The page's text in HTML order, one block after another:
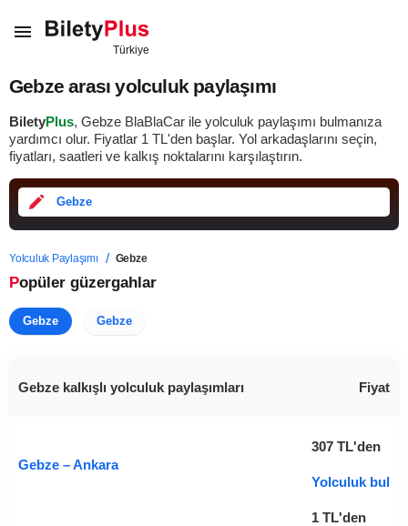
Gebze arası yolculuk paylaşımı
BiletyPlus, Gebze BlaBlaCar ile yolculuk paylaşımı bulmanıza
yardımcı olur. Fiyatlar 1 TL'den başlar. Yol arkadaşlarını seçin,
fiyatları, saatleri ve kalkış noktalarını karşılaştırın.
Gebze
Yolculuk Paylaşımı Gebze
Popüler güzergahlar
Gebze Gebze
Gebze kalkışlı yolculuk paylaşımları Fiyat
Gebze – Ankara
307 TL'den
Yolculuk bul
1 TL'den